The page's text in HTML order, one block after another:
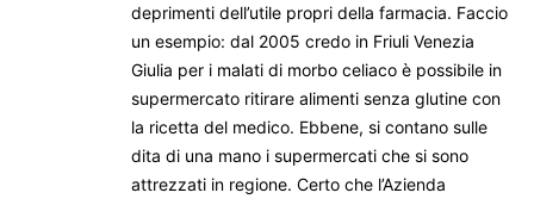
deprimenti dell’utile propri della farmacia. Faccio
un esempio: dal 2005 credo in Friuli Venezia
Giulia per i malati di morbo celiaco è possibile in
supermercato ritirare alimenti senza glutine con
la ricetta del medico. Ebbene, si contano sulle
dita di una mano i supermercati che si sono
attrezzati in regione. Certo che l’Azienda